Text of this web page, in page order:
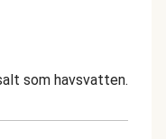
som havsvatten.